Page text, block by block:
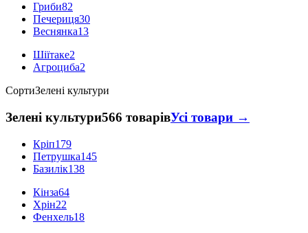
Гриби82
Печериця30
Веснянка13
Шіїтаке2
Агроциба2
СортиЗелені культури
Зелені культури566 товарівУсі товари →
Кріп179
Петрушка145
Базилік138
Кінза64
Хрін22
Фенхель18